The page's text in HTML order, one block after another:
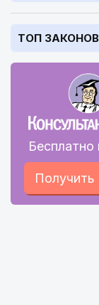
ТОП ЗАКОНОВ
Бесплатно
Получить